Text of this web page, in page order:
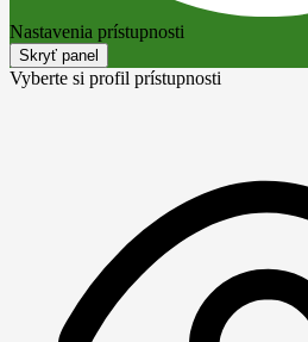
Nastavenia prístupnosti
Skryť panel
Vyberte si profil prístupnosti